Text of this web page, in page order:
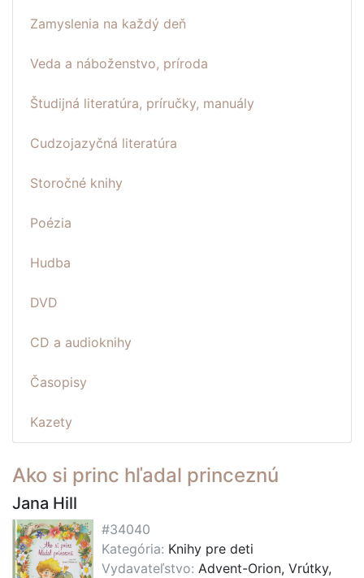
Zamyslenia na každý deň
Veda a náboženstvo, príroda
Študijná literatúra, príručky, manuály
Cudzojazyčná literatúra
Storočné knihy
Poézia
Hudba
DVD
CD a audioknihy
Časopisy
Kazety
Ako si princ hľadal princeznú
Jana Hill
#34040
Kategória: Knihy pre deti
Vydavateľstvo: Advent-Orion, Vrútky,